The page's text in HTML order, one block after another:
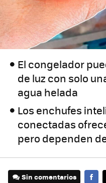
El congelador
de luz con solo
agua helada
Los enchufes
conectadas
pero dependen
Sin comentarios